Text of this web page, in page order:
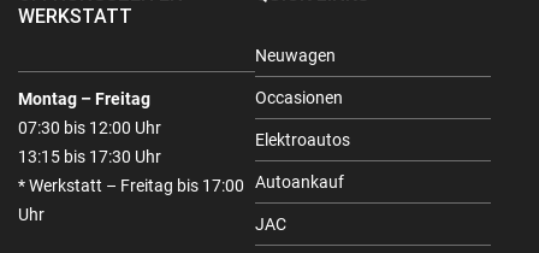
WERKSTATT
Montag – Freitag
07:30 bis 12:00 Uhr
13:15 bis 17:30 Uhr
* Werkstatt – Freitag bis 17:00
Uhr
Neuwagen
Occasionen
Elektroautos
Autoankauf
JAC